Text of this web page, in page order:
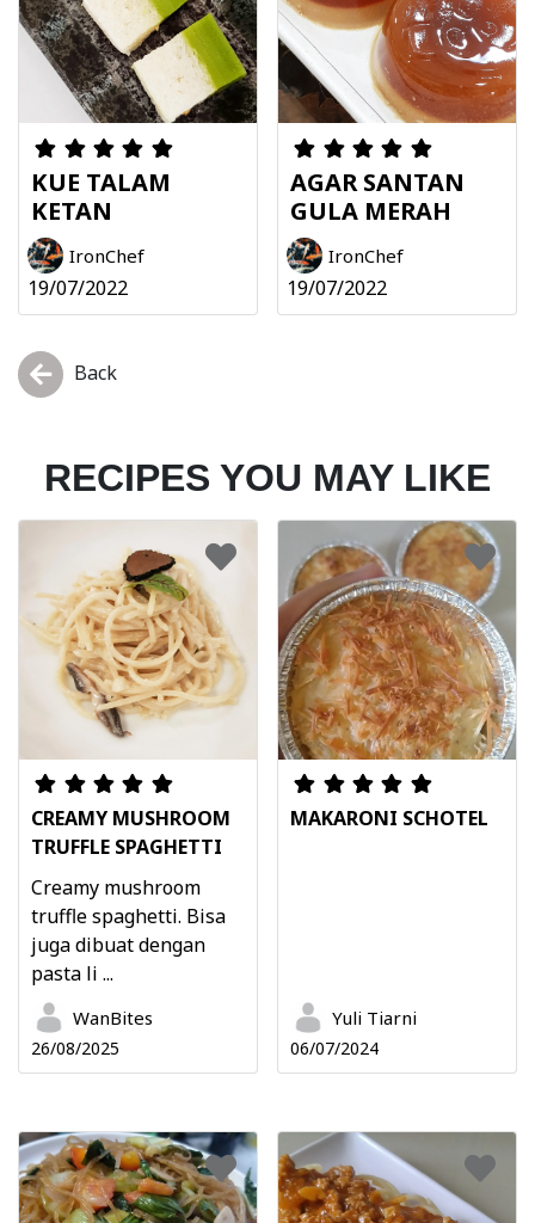
KUE TALAM
KETAN
IronChef
19/07/2022
AGAR SANTAN
GULA MERAH
IronChef
19/07/2022
Back
RECIPES YOU MAY LIKE
CREAMY MUSHROOM
TRUFFLE SPAGHETTI
Creamy mushroom
truffle spaghetti. Bisa
juga dibuat dengan
pasta li ...
WanBites
26/08/2025
MAKARONI SCHOTEL
Yuli Tiarni
06/07/2024